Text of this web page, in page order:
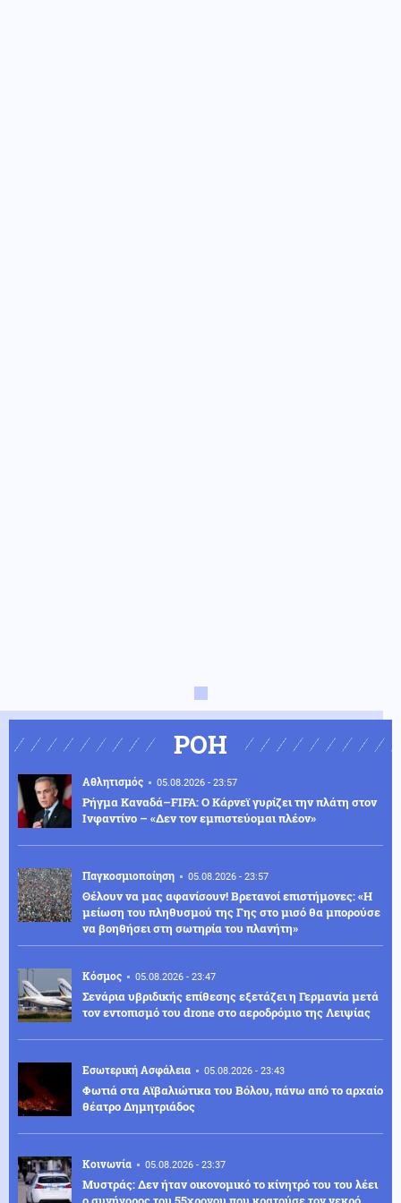
ΡΟΗ
Αθλητισμός 05.08.2026 - 23:57
Ρήγμα Καναδά–FIFA: Ο Κάρνεϊ γυρίζει την πλάτη στον
Ινφαντίνο – «Δεν τον εμπιστεύομαι πλέον»
Παγκοσμιοποίηση 05.08.2026 - 23:57
Θέλουν να μας αφανίσουν! Βρετανοί επιστήμονες: «Η
μείωση του πληθυσμού της Γης στο μισό θα μπορούσε
να βοηθήσει στη σωτηρία του πλανήτη»
Κόσμος 05.08.2026 - 23:47
Σενάρια υβριδικής επίθεσης εξετάζει η Γερμανία μετά
τον εντοπισμό του drone στο αεροδρόμιο της Λειψίας
Εσωτερική Ασφάλεια 05.08.2026 - 23:43
Φωτιά στα Αϊβαλιώτικα του Βόλου, πάνω από το αρχαίο
θέατρο Δημητριάδος
Κοινωνία 05.08.2026 - 23:37
Μυστράς: Δεν ήταν οικονομικό το κίνητρό του του λέει